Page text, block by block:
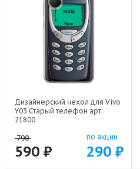
Дизайнерский чехол для Vivo
Y03 Старый телефон арт:
21800
790
590 ₽
по акции
290 ₽